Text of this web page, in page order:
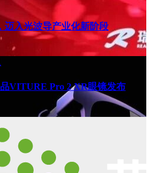
迈入光波导产业化新阶段
VITURE Pro 2 XR眼镜发布